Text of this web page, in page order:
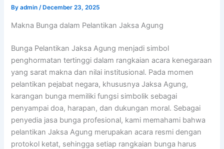
Byadmin/ December 23, 2025
Makna Bunga dalam Pelantikan Jaksa Agung
Bunga Pelantikan Jaksa Agung menjadi simbol
penghormatan tertinggi dalam rangkaian acara kenegaraan
yang sarat makna dan nilai institusional. Pada momen
pelantikan pejabat negara, khususnya Jaksa Agung,
karangan bunga memiliki fungsi simbolik sebagai
penyampai doa, harapan, dan dukungan moral. Sebagai
penyedia jasa bunga profesional, kami memahami bahwa
pelantikan Jaksa Agung merupakan acara resmi dengan
protokol ketat, sehingga setiap rangkaian bunga harus